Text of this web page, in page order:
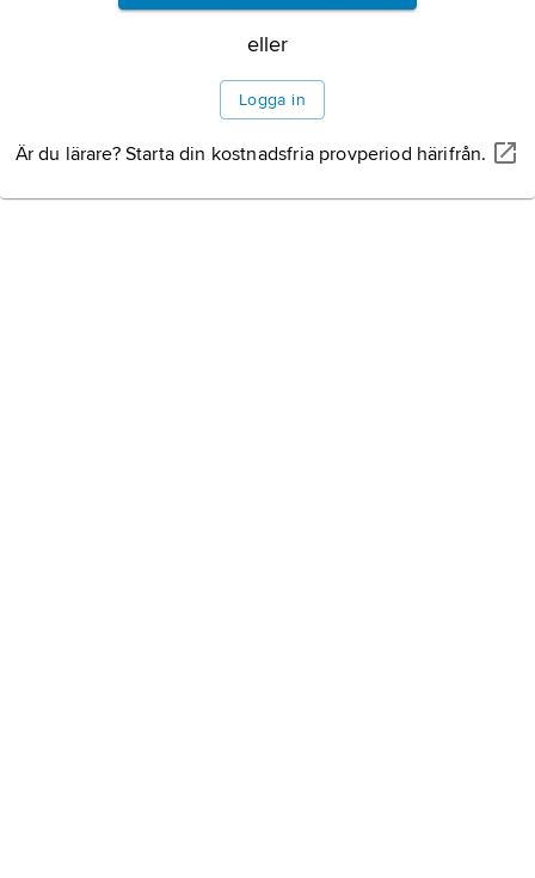
Information om artikeln
eller
Logga in
Är du lärare? Starta din kostnadsfria provperiod härifrån.